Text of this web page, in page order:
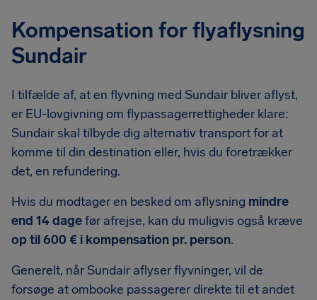
Kompensation for flyaflysning
Sundair
I tilfælde af, at en flyvning med Sundair bliver aflyst,
er EU-lovgivning om flypassagerrettigheder klare:
Sundair skal tilbyde dig alternativ transport for at
komme til din destination eller, hvis du foretrækker
det, en refundering.
Hvis du modtager en besked om aflysning mindre
end 14 dagefør afrejse, kan du muligvis også kræve
op til 600 € i kompensation pr. person.
Generelt, når Sundair aflyser flyvninger, vil de
forsøge at ombooke passagerer direkte til et andet